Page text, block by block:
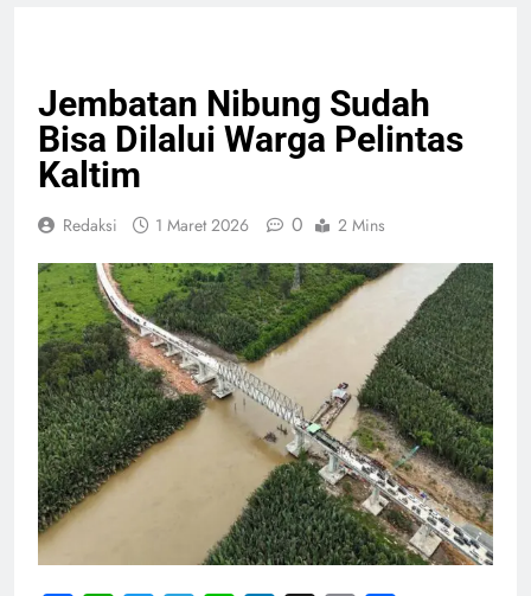
Jembatan Nibung Sudah
Bisa Dilalui Warga Pelintas
Kaltim
Redaksi 1 Maret 2026 0 2 Mins